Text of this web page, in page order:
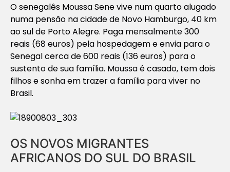
O senegalês Moussa Sene vive num quarto alugado
numa pensão na cidade de Novo Hamburgo, 40 km
ao sul de Porto Alegre. Paga mensalmente 300
reais (68 euros) pela hospedagem e envia para o
Senegal cerca de 600 reais (136 euros) para o
sustento de sua família. Moussa é casado, tem dois
filhos e sonha em trazer a família para viver no
Brasil.
OS NOVOS MIGRANTES
AFRICANOS DO SUL DO BRASIL